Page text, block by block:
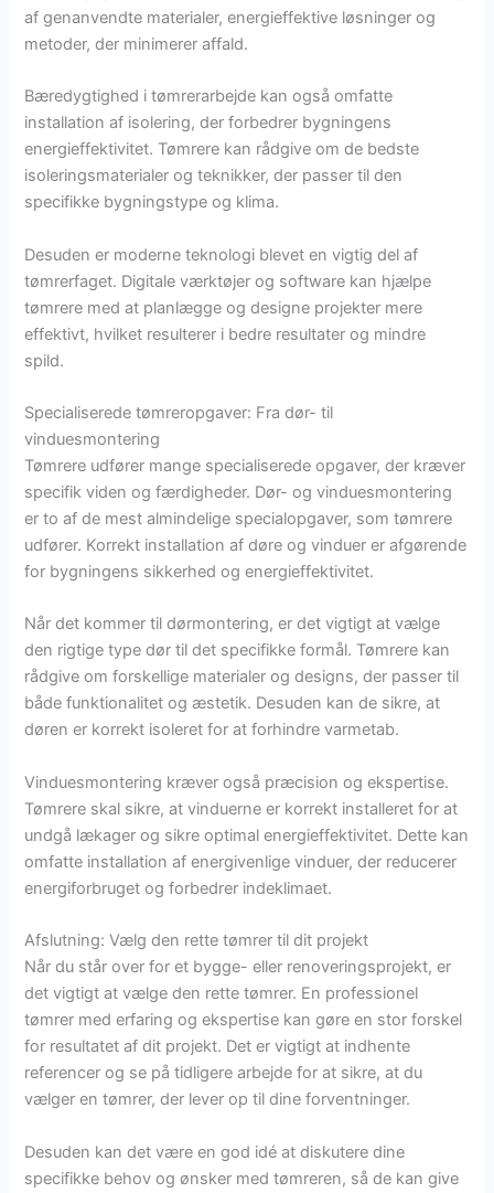
af genanvendte materialer, energieffektive løsninger og
metoder, der minimerer affald.
Bæredygtighed i tømrerarbejde kan også omfatte
installation af isolering, der forbedrer bygningens
energieffektivitet. Tømrere kan rådgive om de bedste
isoleringsmaterialer og teknikker, der passer til den
specifikke bygningstype og klima.
Desuden er moderne teknologi blevet en vigtig del af
tømrerfaget. Digitale værktøjer og software kan hjælpe
tømrere med at planlægge og designe projekter mere
effektivt, hvilket resulterer i bedre resultater og mindre
spild.
Specialiserede tømreropgaver: Fra dør- til
vinduesmontering
Tømrere udfører mange specialiserede opgaver, der kræver
specifik viden og færdigheder. Dør- og vinduesmontering
er to af de mest almindelige specialopgaver, som tømrere
udfører. Korrekt installation af døre og vinduer er afgørende
for bygningens sikkerhed og energieffektivitet.
Når det kommer til dørmontering, er det vigtigt at vælge
den rigtige type dør til det specifikke formål. Tømrere kan
rådgive om forskellige materialer og designs, der passer til
både funktionalitet og æstetik. Desuden kan de sikre, at
døren er korrekt isoleret for at forhindre varmetab.
Vinduesmontering kræver også præcision og ekspertise.
Tømrere skal sikre, at vinduerne er korrekt installeret for at
undgå lækager og sikre optimal energieffektivitet. Dette kan
omfatte installation af energivenlige vinduer, der reducerer
energiforbruget og forbedrer indeklimaet.
Afslutning: Vælg den rette tømrer til dit projekt
Når du står over for et bygge- eller renoveringsprojekt, er
det vigtigt at vælge den rette tømrer. En professionel
tømrer med erfaring og ekspertise kan gøre en stor forskel
for resultatet af dit projekt. Det er vigtigt at indhente
referencer og se på tidligere arbejde for at sikre, at du
vælger en tømrer, der lever op til dine forventninger.
Desuden kan det være en god idé at diskutere dine
specifikke behov og ønsker med tømreren, så de kan give